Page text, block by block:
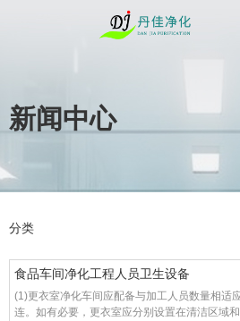
新闻中心
分类
食品车间净化工程人员卫生设备
(1)更衣室净化车间应配备与加工人员数量相适
连。如有必要，更衣室应分别设置在清洁区域